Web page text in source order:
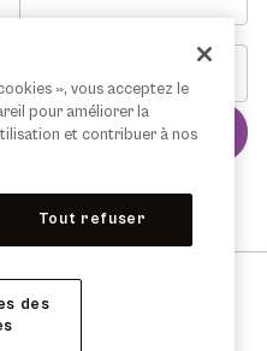
Conditions d’utilisation
», vous acceptez le
pour améliorer la
et contribuer à nos
Tout refuser
des